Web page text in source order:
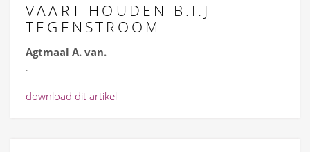
VAART HOUDEN B.I.J
TEGENSTROOM
Agtmaal A. van.
.
download dit artikel